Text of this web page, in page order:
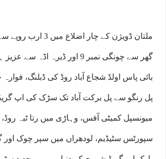
گھر سے چونگی نمبر 9 اور
بائی پاس اولڈ شجاع آباد روڈ کی ڈبلنگ،
پل رنگو سے پل برکت آباد تک سڑک کی اپ
میونسپل کمیٹی آفس، وہاڑی میں رتا ٹبہ
سپورٹس سٹیڈیم، لودھراں میں سپر چوک اور